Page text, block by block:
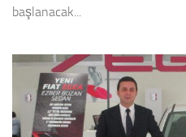
başlanacak...